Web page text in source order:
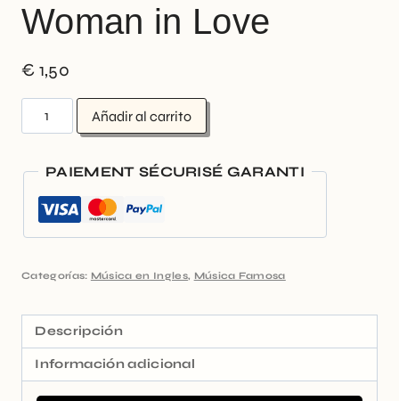
Woman in Love
€ 1,50
Añadir al carrito
PAIEMENT SÉCURISÉ GARANTI
Categorías: Música en Ingles, Música Famosa
Descripción
Información adicional